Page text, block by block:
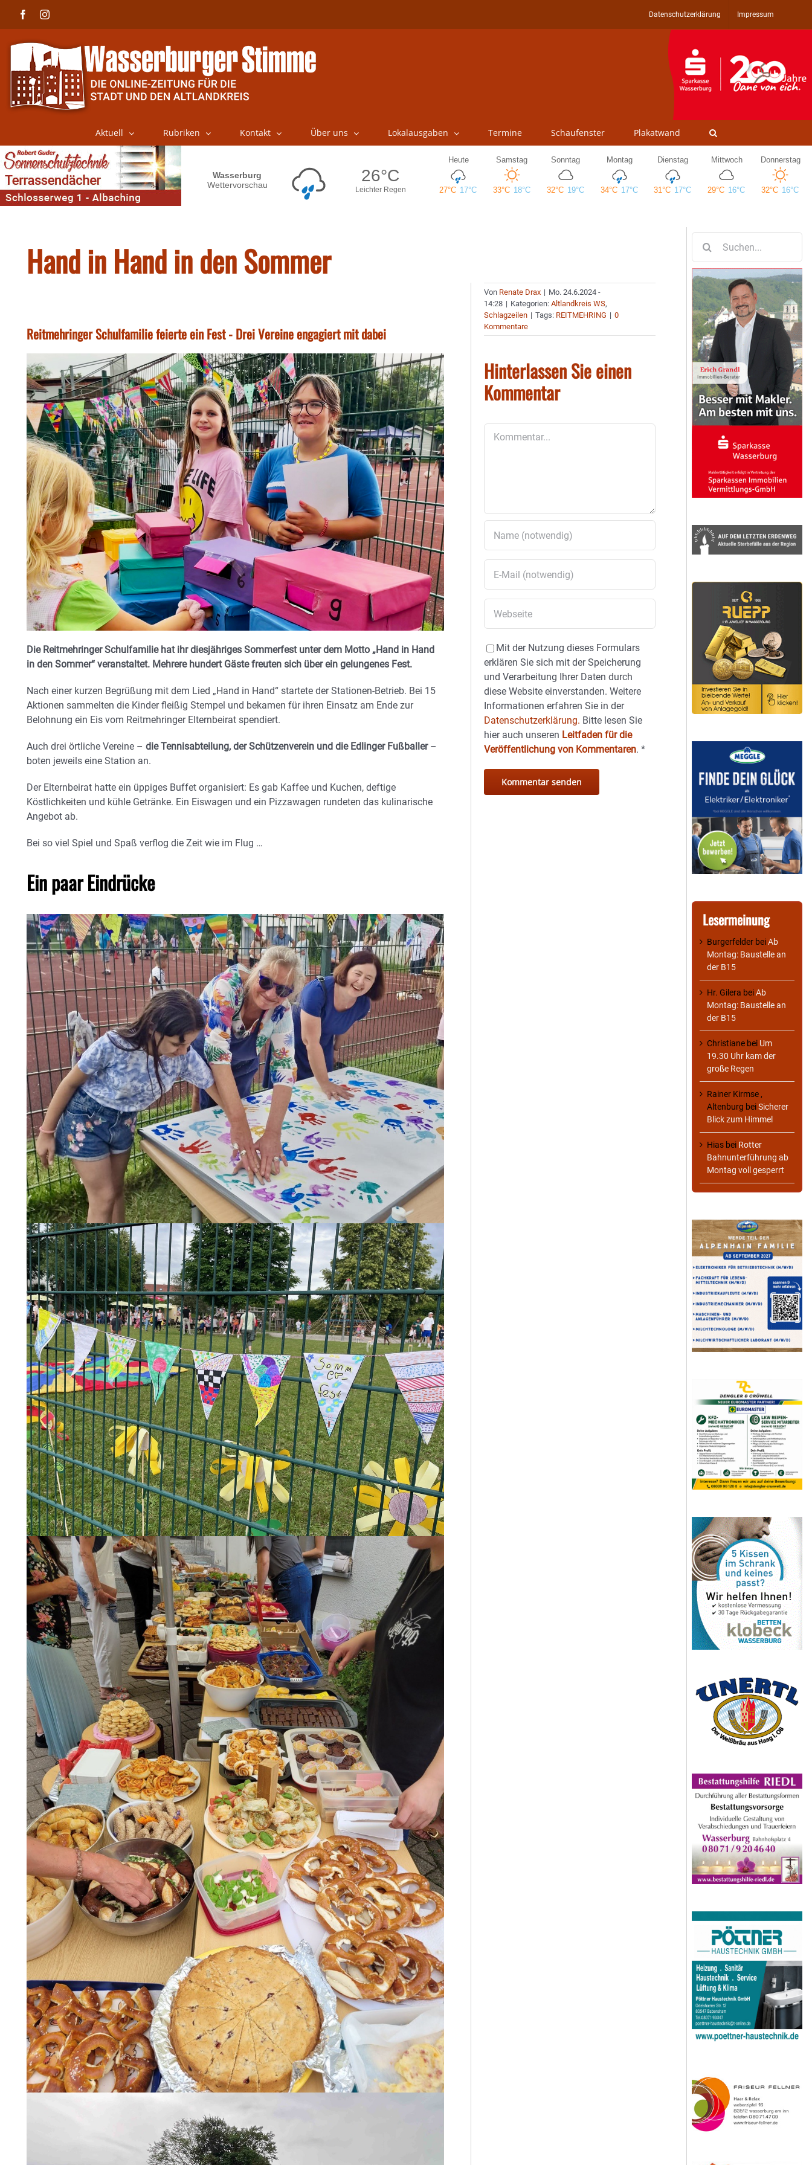
FacebookInstagram Datenschutzerklärung Impressum
Aktuell Rubriken Kontakt Über uns Lokalausgaben Termine Schaufenster Plakatwand
Hand in Hand in den Sommer
Reitmehringer Schulfamilie feierte ein Fest - Drei Vereine engagiert mit dabei
Die Reitmehringer Schulfamilie hat ihr diesjähriges Sommerfest unter dem Motto „Hand in Hand
in den Sommer“ veranstaltet. Mehrere hundert Gäste freuten sich über ein gelungenes Fest.
Nach einer kurzen Begrüßung mit dem Lied „Hand in Hand“ startete der Stationen-Betrieb. Bei 15
Aktionen sammelten die Kinder fleißig Stempel und bekamen für ihren Einsatz am Ende zur
Belohnung ein Eis vom Reitmehringer Elternbeirat spendiert.
Auch drei örtliche Vereine – die Tennisabteilung, der Schützenverein und die Edlinger Fußballer–
boten jeweils eine Station an.
Der Elternbeirat hatte ein üppiges Buffet organisiert: Es gab Kaffee und Kuchen, deftige
Köstlichkeiten und kühle Getränke. Ein Eiswagen und ein Pizzawagen rundeten das kulinarische
Angebot ab.
Bei so viel Spiel und Spaß verflog die Zeit wie im Flug …
Ein paar Eindrücke
Von Renate Drax | Mo. 24.6.2024 -
14:28 | Kategorien:Altlandkreis WS,
Schlagzeilen | Tags: REITMEHRING | 0
Kommentare
Hinterlassen Sie einen
Kommentar
Mit der Nutzung dieses Formulars
erklären Sie sich mit der Speicherung
und Verarbeitung Ihrer Daten durch
diese Website einverstanden. Weitere
Informationen erfahren Sie in der
Datenschutzerklärung. Bitte lesen Sie
hier auch unseren Leitfaden für die
Veröffentlichung von Kommentaren.*
nach:
Lesermeinung
Burgerfelder beiAb
Montag: Baustelle an
der B15
Hr. Gilera beiAb
Montag: Baustelle an
der B15
Christiane bei Um
19.30 Uhr kam der
große Regen
Rainer Kirmse ,
Altenburg beiSicherer
Blick zum Himmel
Hias bei Rotter
Bahnunterführung ab
Montag voll gesperrt